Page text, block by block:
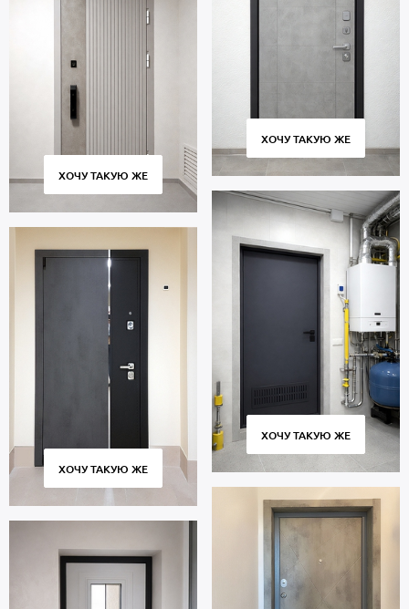
ХОЧУ ТАКУЮ ЖЕ
ХОЧУ ТАКУЮ ЖЕ
ХОЧУ ТАКУЮ ЖЕ
ХОЧУ ТАКУЮ ЖЕ